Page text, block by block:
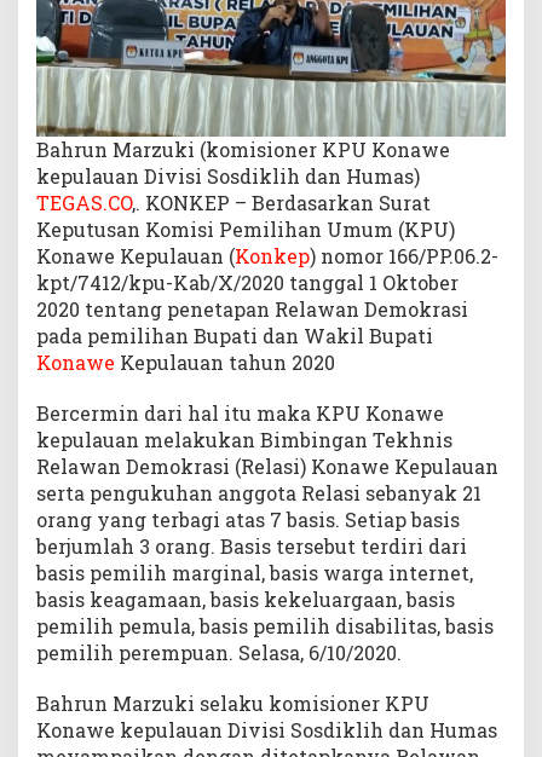
p
M
e
a
n
t
i
k
R
e
l
a
w
a
D
e
m
o
k
r
a
s
i
Bahrun Marzuki (komisioner KPU Konawe
kepulauan Divisi Sosdiklih dan Humas)
TEGAS.CO,. KONKEP – Berdasarkan Surat
Keputusan Komisi Pemilihan Umum (KPU)
Konawe Kepulauan (Konkep) nomor 166/PP.06.2-
kpt/7412/kpu-Kab/X/2020 tanggal 1 Oktober
2020 tentang penetapan Relawan Demokrasi
pada pemilihan Bupati dan Wakil Bupati
Konawe Kepulauan tahun 2020
Bercermin dari hal itu maka KPU Konawe
kepulauan melakukan Bimbingan Tekhnis
Relawan Demokrasi (Relasi) Konawe Kepulauan
serta pengukuhan anggota Relasi sebanyak 21
orang yang terbagi atas 7 basis. Setiap basis
berjumlah 3 orang. Basis tersebut terdiri dari
basis pemilih marginal, basis warga internet,
basis keagamaan, basis kekeluargaan, basis
pemilih pemula, basis pemilih disabilitas, basis
pemilih perempuan. Selasa, 6/10/2020.
Bahrun Marzuki selaku komisioner KPU
Konawe kepulauan Divisi Sosdiklih dan Humas